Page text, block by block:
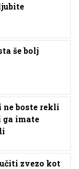
še bolj
ne boste rekli
ga imate
zvezo kot